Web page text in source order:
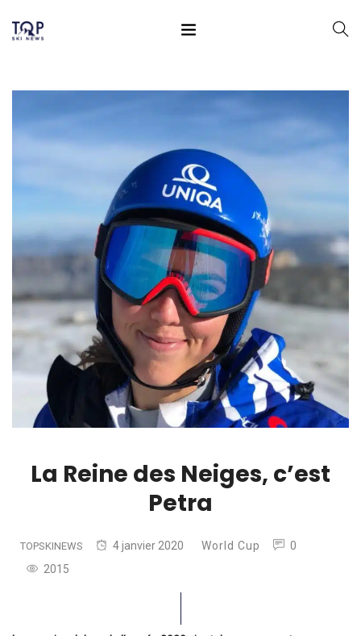
La Reine des Neiges, c’est
Petra
TOPSKINEWS 4 janvier 2020 World Cup
0
2015